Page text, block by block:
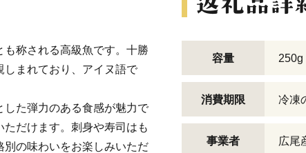
称される高級魚です。十勝
まれており、アイヌ語で
た弾力のある食感が魅力で
だけます。刺身や寿司はも
の味わいをお楽しみいただ
容量 250g
消費期限 冷凍
事業者 広尾